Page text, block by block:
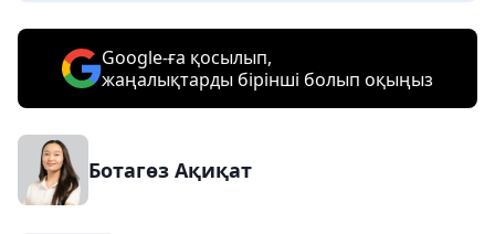
Google-ға қосылып,
жаңалықтарды бірінші болып оқыңыз
Ботагөз Ақиқат